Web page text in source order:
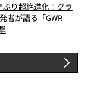
ぶり超絶進化！グラ
者が語る「GWR-